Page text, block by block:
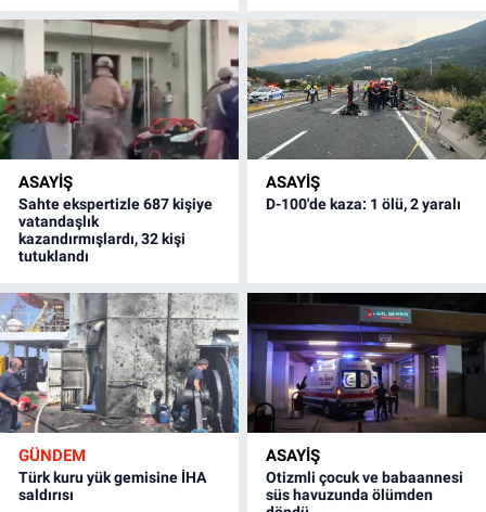
ASAYİŞ
Sahte ekspertizle 687 kişiye
vatandaşlık
kazandırmışlardı, 32 kişi
tutuklandı
ASAYİŞ
D-100'de kaza: 1 ölü, 2 yaralı
GÜNDEM
Türk kuru yük gemisine İHA
saldırısı
ASAYİŞ
Otizmli çocuk ve babaannesi
süs havuzunda ölümden